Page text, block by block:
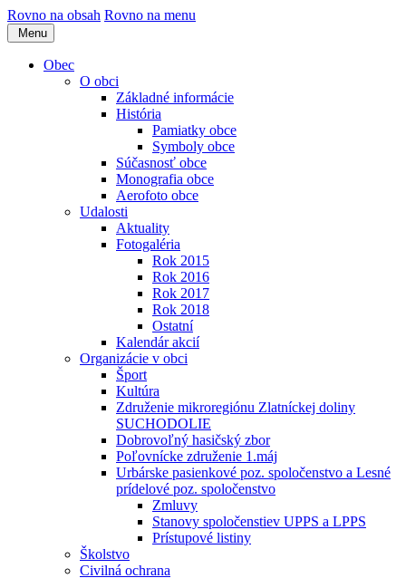
Rovno na obsah Rovno na menu
Menu
Obec
O obci
Základné informácie
História
Pamiatky obce
Symboly obce
Súčasnosť obce
Monografia obce
Aerofoto obce
Udalosti
Aktuality
Fotogaléria
Rok 2015
Rok 2016
Rok 2017
Rok 2018
Ostatní
Kalendár akcií
Organizácie v obci
Šport
Kultúra
Združenie mikroregiónu Zlatníckej doliny
SUCHODOLIE
Dobrovoľný hasičský zbor
Poľovnícke združenie 1.máj
Urbárske pasienkové poz. spoločenstvo a Lesné
prídelové poz. spoločenstvo
Zmluvy
Stanovy spoločenstiev UPPS a LPPS
Prístupové listiny
Školstvo
Civilná ochrana